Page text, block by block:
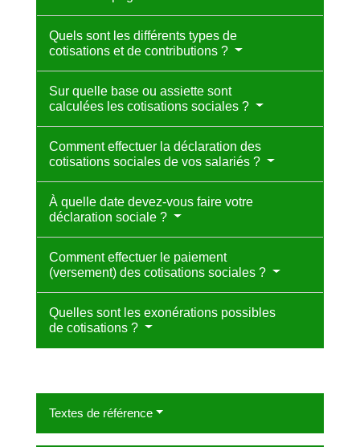
Quels sont les différents types de
cotisations et de contributions ?
Sur quelle base ou assiette sont
calculées les cotisations sociales ?
Comment effectuer la déclaration des
cotisations sociales de vos salariés ?
À quelle date devez-vous faire votre
déclaration sociale ?
Comment effectuer le paiement
(versement) des cotisations sociales ?
Quelles sont les exonérations possibles
de cotisations ?
Textes de référence